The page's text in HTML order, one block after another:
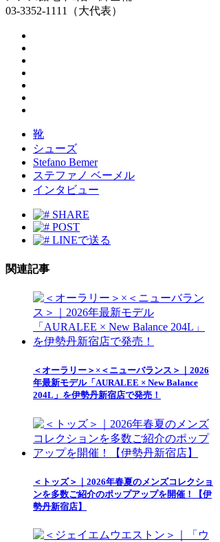
03-3352-1111（大代表）
靴
シューズ
Stefano Bemer
ステファノ ベーメル
インタビュー
SHARE
POST
LINEで送る
関連記事
＜オーラリー＞×＜ニューバランス＞｜2026
年最新モデル「AURALEE × New Balance
204L」を伊勢丹新宿店で発売！
＜トッズ＞｜2026年春夏のメンズコレクショ
ンを多数ご紹介のポップアップを開催！【伊
勢丹新宿店】